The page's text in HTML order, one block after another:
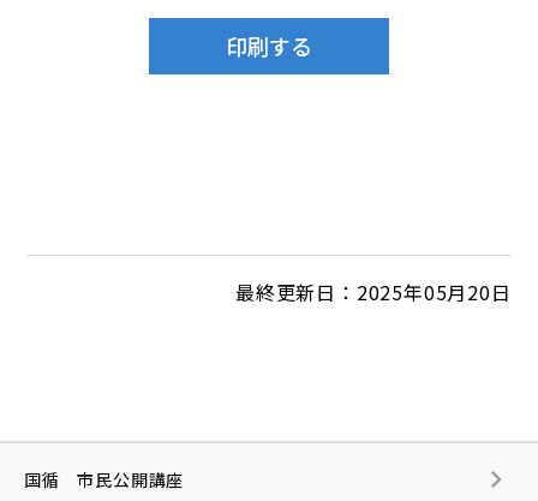
最終更新日：2025年05月20日
国循 市民公開講座